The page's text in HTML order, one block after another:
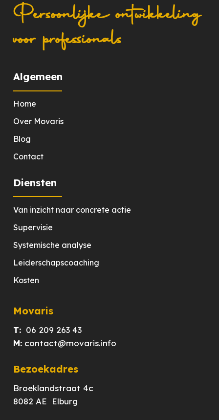
Persoonlijke ontwikkeling
voor professionals
Algemeen
Home
Over Movaris
Blog
Contact
Diensten
Van inzicht naar concrete actie
Supervisie
Systemische analyse
Leiderschapscoaching
Kosten
Movaris
T: 06 209 263 43
M: contact@movaris.info
Bezoekadres
Broeklandstraat 4c
8082 AE Elburg